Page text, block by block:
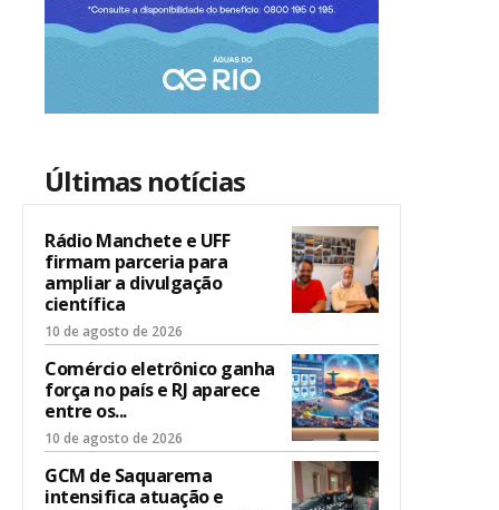
Últimas notícias
Rádio Manchete e UFF
firmam parceria para
ampliar a divulgação
científica
10 de agosto de 2026
Comércio eletrônico ganha
força no país e RJ aparece
entre os...
10 de agosto de 2026
GCM de Saquarema
intensifica atuação e